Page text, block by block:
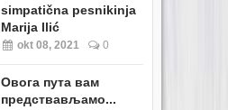
simpatična pesnikinja
Marija Ilić
okt 08, 2021 0
Овога пута вам
предствављамо...